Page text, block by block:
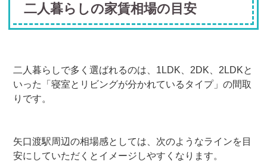
二人暮らしの家賃相場の目安
二人暮らしで多く選ばれるのは、1LDK、2DK、2LDKと
いった「寝室とリビングが分かれているタイプ」の間取
りです。
矢口渡駅周辺の相場感としては、次のようなラインを目
安にしていただくとイメージしやすくなります。